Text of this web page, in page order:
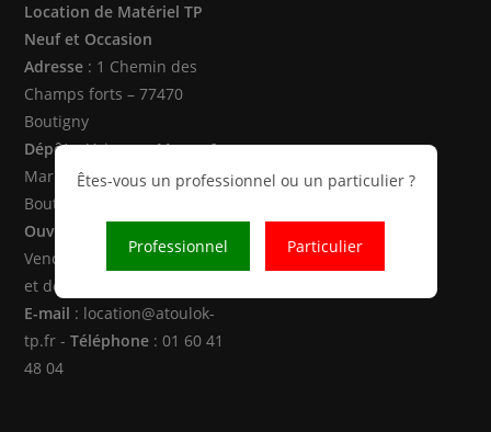
dans
un
nouvel
onglet
dans
un
nouvel
onglet
dans
un
nouvel
onglet
Location de Matériel TP
Neuf et Occasion
Adresse : 1 Chemin des
Champs forts – 77470
Boutigny
Dépôts: Vaire sur Marne &
Marne la Vallée (77470 -
Boutigny)
Ouverture
Vendredi de 8h00 à 12h30
et de 14h00 à 18h00
E-mail : location@atoulok-
tp.fr -Téléphone : 01 60 41
48 04
Êtes-vous un professionnel ou un particulier ?
Professionnel Particulier